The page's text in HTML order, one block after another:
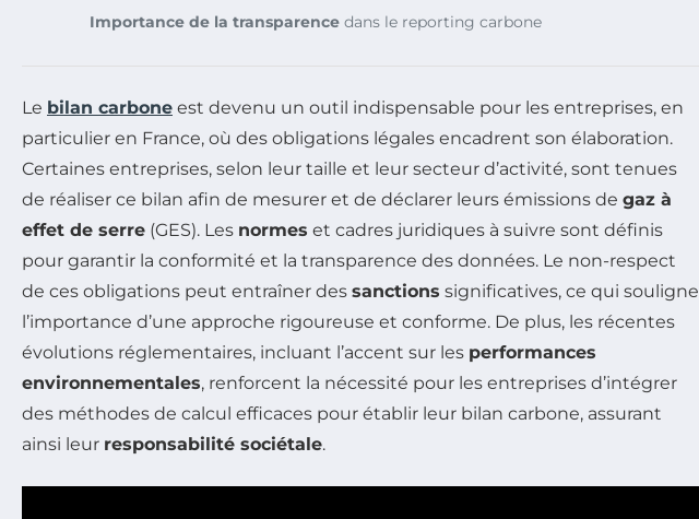
Importance de la transparence dans le reporting carbone
Le bilan carbone est devenu un outil indispensable pour les entreprises, en
particulier en France, où des obligations légales encadrent son élaboration.
Certaines entreprises, selon leur taille et leur secteur d’activité, sont tenues
de réaliser ce bilan afin de mesurer et de déclarer leurs émissions de gaz à
effet de serre (GES). Les normes et cadres juridiques à suivre sont définis
pour garantir la conformité et la transparence des données. Le non-respect
de ces obligations peut entraîner des sanctions significatives, ce qui souligne
l’importance d’une approche rigoureuse et conforme. De plus, les récentes
évolutions réglementaires, incluant l’accent sur les performances
environnementales, renforcent la nécessité pour les entreprises d’intégrer
des méthodes de calcul efficaces pour établir leur bilan carbone, assurant
ainsi leur responsabilité sociétale.